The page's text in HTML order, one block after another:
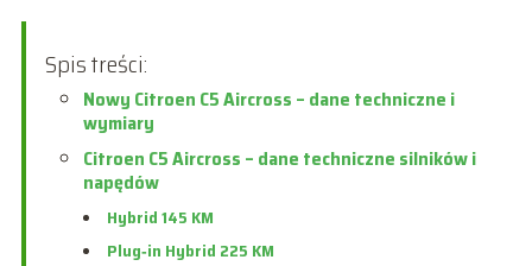
Spis treści:
Nowy Citroen C5 Aircross – dane techniczne i
wymiary
Citroen C5 Aircross – dane techniczne silników i
napędów
Hybrid 145 KM
Plug‑in Hybrid 225 KM